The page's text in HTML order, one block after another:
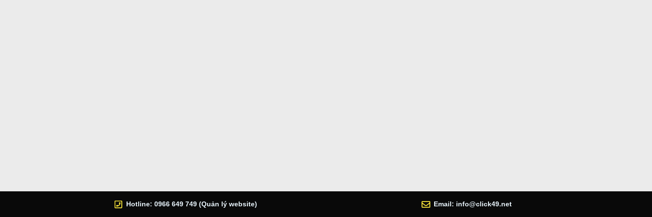
Hotline: 0966 649 749 (Quản lý website) Email: info@click49.net